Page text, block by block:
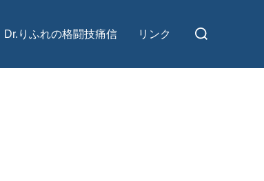
Dr.りふれの格闘技痛信 リンク
検